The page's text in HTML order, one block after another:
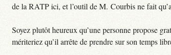
de la RATP ici, et l’outil de M. Courbis ne fait
Soyez plutôt heureux qu’une personne propose
mériteriez qu’il arrête de prendre sur son temps